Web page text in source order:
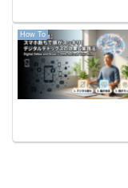
How To